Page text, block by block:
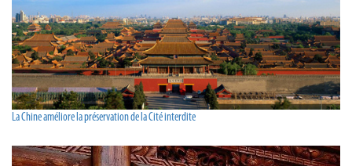
La Chine améliore la préservation de la Cité interdite